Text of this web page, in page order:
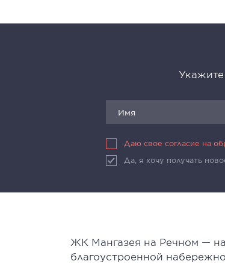
Даю свое согласие на
Да, я хочу получать
ЖК Мангазея на Речном —
благоустроенной